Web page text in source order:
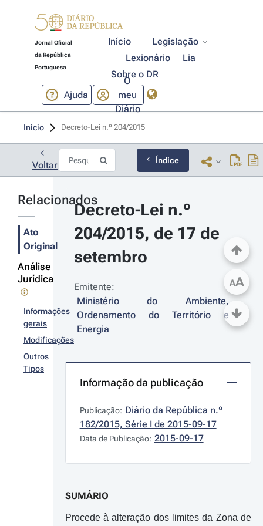
Jornal Oficial
da República
Portuguesa
Início
Legislação
Lexionário
Lia
Sobre o DR
Ajuda
O
meu
Diário
Início Decreto-Lei n.º 204/2015
Voltar Índice
Relacionados
Ato
Original
Análise
Jurídica
Informações
gerais
Modificações
Outros
Tipos
Decreto-Lei n.º
204/2015, de 17 de
setembro
Emitente:
Ministério do Ambiente,
Ordenamento do Território e
Energia
Informação da publicação
Publicação: Diário da República n.º
182/2015, Série I de 2015-09-17
Data de Publicação: 2015-09-17
SUMÁRIO
Procede à alteração dos limites da Zona de
AA